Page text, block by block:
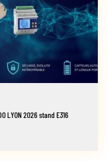
LYON 2026 stand E316